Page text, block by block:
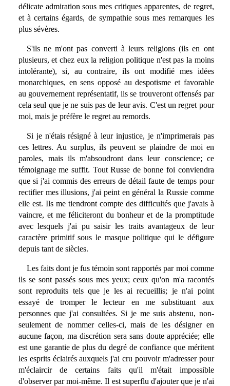
délicate admiration sous mes critiques apparentes, de regret,
et à certains égards, de sympathie sous mes remarques les
plus sévères.
S'ils ne m'ont pas converti à leurs religions (ils en ont
plusieurs, et chez eux la religion politique n'est pas la moins
intolérante), si, au contraire, ils ont modifié mes idées
monarchiques, en sens opposé au despotisme et favorable
au gouvernement représentatif, ils se trouveront offensés par
cela seul que je ne suis pas de leur avis. C'est un regret pour
moi, mais je préfère le regret au remords.
Si je n'étais résigné à leur injustice, je n'imprimerais pas
ces lettres. Au surplus, ils peuvent se plaindre de moi en
paroles, mais ils m'absoudront dans leur conscience; ce
témoignage me suffit. Tout Russe de bonne foi conviendra
que si j'ai commis des erreurs de détail faute de temps pour
rectifier mes illusions, j'ai peint en général la Russie comme
elle est. Ils me tiendront compte des difficultés que j'avais à
vaincre, et me féliciteront du bonheur et de la promptitude
avec lesquels j'ai pu saisir les traits avantageux de leur
caractère primitif sous le masque politique qui le défigure
depuis tant de siècles.
Les faits dont je fus témoin sont rapportés par moi comme
ils se sont passés sous mes yeux; ceux qu'on m'a racontés
sont reproduits tels que je les ai recueillis; je n'ai point
essayé de tromper le lecteur en me substituant aux
personnes que j'ai consultées. Si je me suis abstenu, non-
seulement de nommer celles-ci, mais de les désigner en
aucune façon, ma discrétion sera sans doute appréciée; elle
est une garantie de plus du degré de confiance que méritent
les esprits éclairés auxquels j'ai cru pouvoir m'adresser pour
m'éclaircir de certains faits qu'il m'était impossible
d'observer par moi-même. Il est superflu d'ajouter que je n'ai